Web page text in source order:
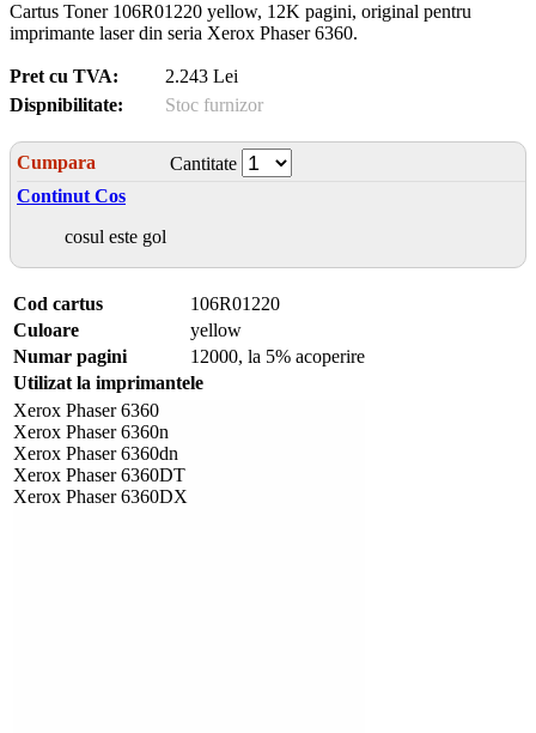
Cartus Toner 106R01220 yellow, 12K pagini, original pentru
imprimante laser din seria Xerox Phaser 6360.
Pret cu TVA:
2.243 Lei
Dispnibilitate:
Stoc furnizor
Cumpara
Cantitate
Continut Cos
cosul este gol
Cod cartus
106R01220
Culoare
yellow
Numar pagini
12000, la 5% acoperire
Utilizat la imprimantele
Xerox Phaser 6360
Xerox Phaser 6360n
Xerox Phaser 6360dn
Xerox Phaser 6360DT
Xerox Phaser 6360DX